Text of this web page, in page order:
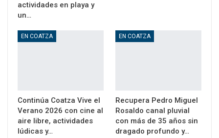
actividades en playa y
un…
EN COATZA
Continúa Coatza Vive el
Verano 2026 con cine al
aire libre, actividades
lúdicas y…
EN COATZA
Recupera Pedro Miguel
Rosaldo canal pluvial
con más de 35 años sin
dragado profundo y…